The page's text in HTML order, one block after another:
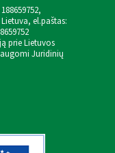
el.paštas:
prie Lietuvos
Juridinių